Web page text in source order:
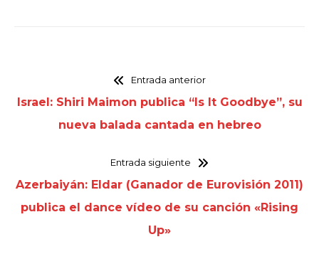
Entrada anterior
Israel: Shiri Maimon publica “Is It Goodbye”, su
nueva balada cantada en hebreo
Entrada siguiente
Azerbaiyán: Eldar (Ganador de Eurovisión 2011)
publica el dance vídeo de su canción «Rising
Up»